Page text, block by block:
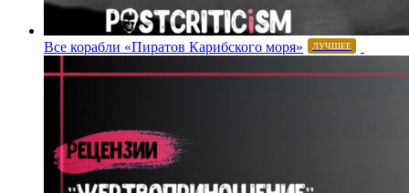
Все корабли «Пиратов Карибского моря» ЛУЧШЕЕ